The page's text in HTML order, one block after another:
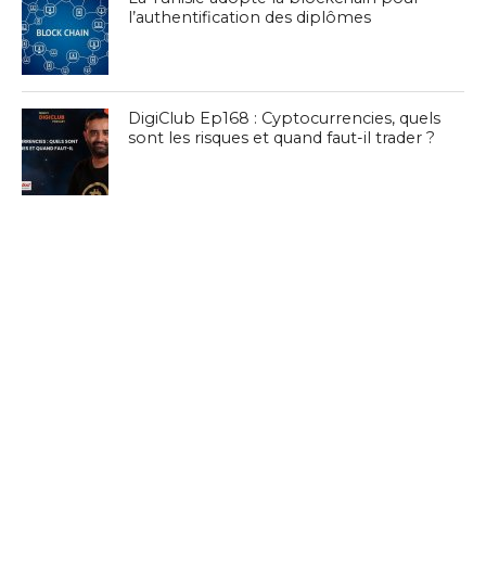
l’authentification des diplômes
DigiClub Ep168 : Cyptocurrencies, quels
sont les risques et quand faut-il trader ?